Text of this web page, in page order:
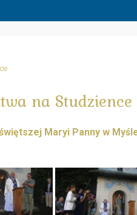
na Studzience
Maryi Panny w